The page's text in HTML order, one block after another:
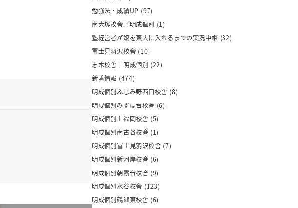
勉強法・成績UP (97)
南大塚校舎／明成個別 (1)
塾経営者が娘を東大に入れるまでの実況中継 (32)
富士見羽沢校舎 (10)
志木校舎｜明成個別 (22)
新着情報 (474)
明成個別ふじみ野西口校舎 (8)
明成個別みずほ台校舎 (6)
明成個別上福岡校舎 (5)
明成個別南古谷校舎 (1)
明成個別富士見羽沢校舎 (7)
明成個別新河岸校舎 (6)
明成個別朝霞台校舎 (9)
明成個別水谷校舎 (123)
明成個別鶴瀬東校舎 (6)